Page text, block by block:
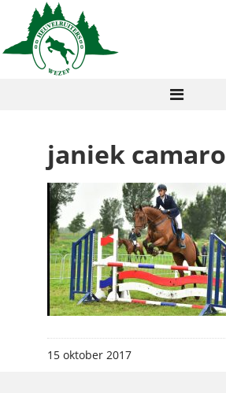
janiek camaro
15 oktober 2017